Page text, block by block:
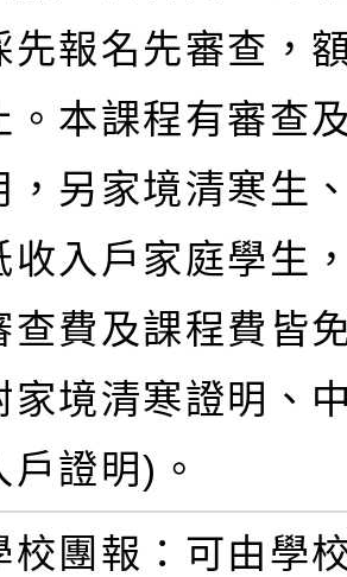
先報名先審查，
。本課程有審查
，另家境清寒生
收入戶家庭學生
查費及課程費皆
家境清寒證明、
戶證明)。
校團報：可由學